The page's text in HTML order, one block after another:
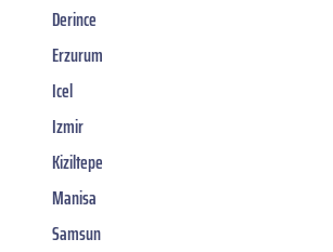
Derince
Erzurum
Icel
Izmir
Kiziltepe
Manisa
Samsun